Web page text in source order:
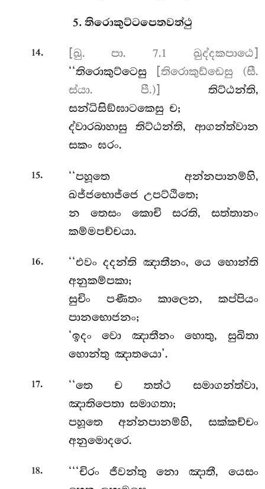
5. තිරොකුට්ටපෙතවත්ථු
14.
[ඛු. පා. 7.1 ඛුද්දකපාඨෙ]
‘‘තිරොකුට්ටෙසු
[තිරොකුඩ්ඩෙසු (සී.
ස්යා. පී.)]
තිට්ඨන්ති,
සන්ධිසිඞ්ඝාටකෙසු ච;
ද්වාරබාහාසු තිට්ඨන්ති, ආගන්ත්වාන
සකං ඝරං.
15.
‘‘පහූතෙ අන්නපානම්හි,
ඛජ්ජභොජ්ජෙ උපට්ඨිතෙ;
න තෙසං කොචි සරති, සත්තානං
කම්මපච්චයා.
16. ‘‘එවංදදන්ති ඤාතීනං, යෙ හොන්ති
අනුකම්පකා;
සුචිං පණීතං කාලෙන, කප්පියං
පානභොජනං;
‘ඉදං වො ඤාතීනං හොතු, සුඛිතා
හොන්තු ඤාතයො’.
17.
‘‘තෙ ච තත්ථ සමාගන්ත්වා,
ඤාතිපෙතා සමාගතා;
පහූතෙ අන්නපානම්හි, සක්කච්චං
අනුමොදරෙ.
18.
‘‘‘චිරං ජීවන්තු නො ඤාතී, යෙසං